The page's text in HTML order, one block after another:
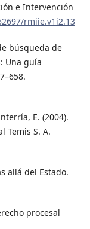
e Intervención
rmiie.v1i2.13
búsqueda de
Una guía
E. (2004).
Temis S. A.
allá del Estado.
procesal